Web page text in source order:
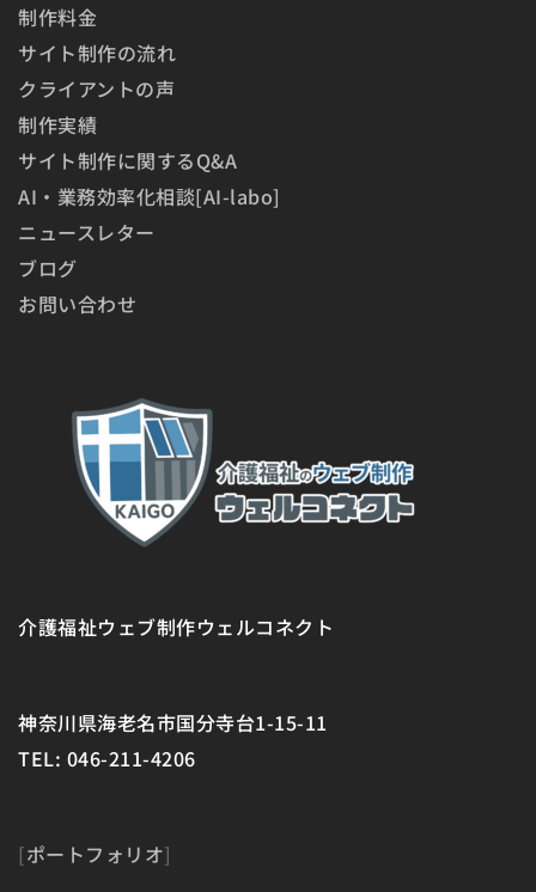
制作料金
サイト制作の流れ
クライアントの声
制作実績
サイト制作に関するQ&A
AI・業務効率化相談[AI-labo]
ニュースレター
ブログ
お問い合わせ
介護福祉ウェブ制作ウェルコネクト
神奈川県海老名市国分寺台1-15-11
TEL: 046-211-4206
[ポートフォリオ]